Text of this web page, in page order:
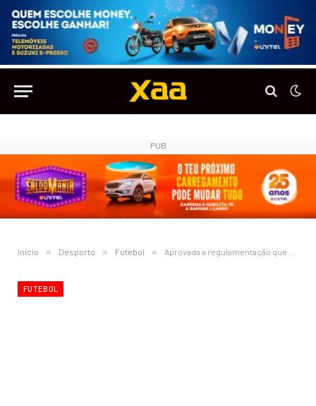
PUB
Início » Desporto » Futebol » Aprovada a regulamentação que permite cinco substituições por jogo no futebol
FUTEBOL